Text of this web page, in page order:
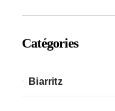
Catégories
Biarritz